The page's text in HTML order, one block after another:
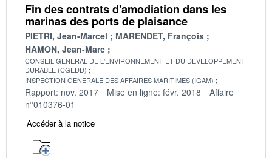
Fin des contrats d'amodiation dans les
marinas des ports de plaisance
PIETRI, Jean-Marcel
MARENDET, François
HAMON, Jean-Marc
CONSEIL GENERAL DE L'ENVIRONNEMENT ET DU DEVELOPPEMENT
DURABLE (CGEDD)
INSPECTION GENERALE DES AFFAIRES MARITIMES (IGAM)
Rapport: nov. 2017 Mise en ligne: févr. 2018
Affaire
n°010376-01
Accéder à la notice